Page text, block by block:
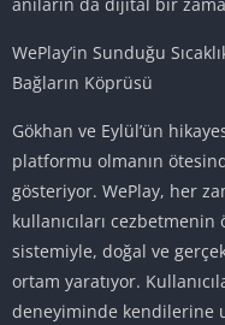
WePlay’in Sunduğu
Bağların Köprüsü
Gökhan ve Eylül’ün
platformu olmanın
gösteriyor. WePlay, her
kullanıcıları
sistemiyle, doğal ve
ortam yaratıyor.
deneyiminde kendilerine